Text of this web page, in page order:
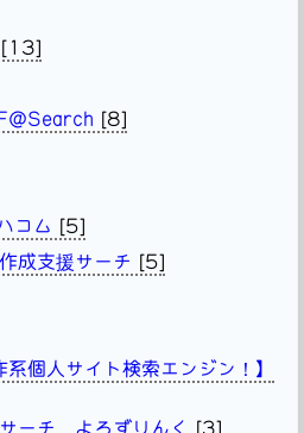
[13]
[8]
コム
[5]
成支援サーチ
[5]
個人サイト検索エンジン！】
ーチ よろずりんく
[3]